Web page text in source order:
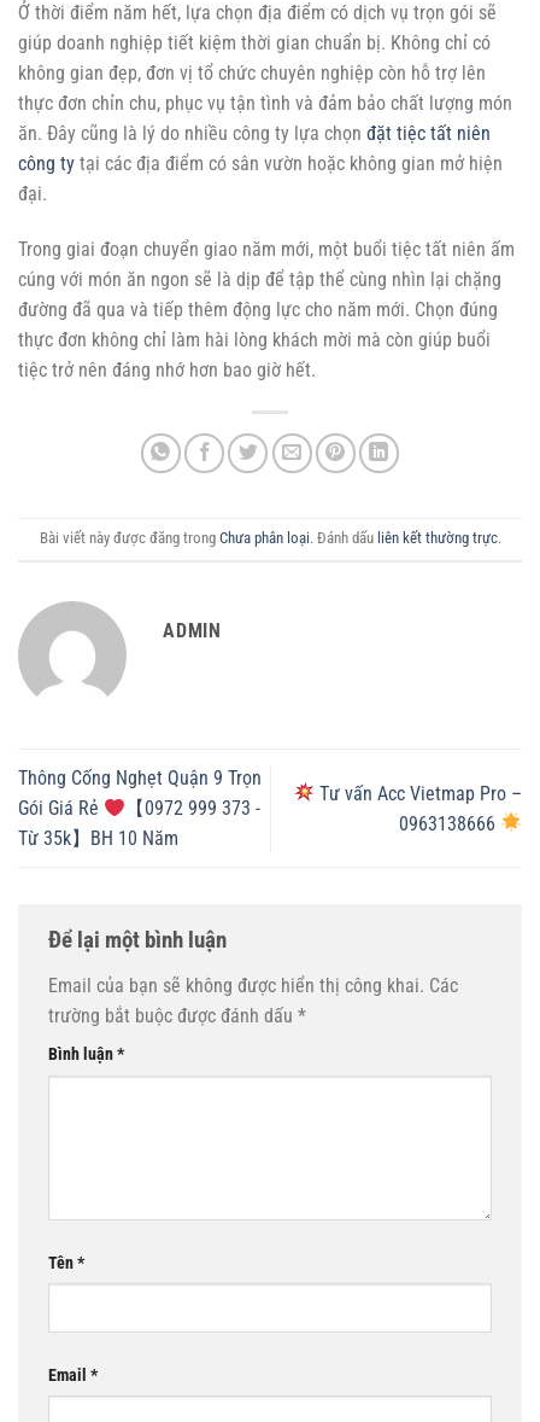
Ở thời điểm năm hết, lựa chọn địa điểm có dịch vụ trọn gói sẽ
giúp doanh nghiệp tiết kiệm thời gian chuẩn bị. Không chỉ có
không gian đẹp, đơn vị tổ chức chuyên nghiệp còn hỗ trợ lên
thực đơn chỉn chu, phục vụ tận tình và đảm bảo chất lượng món
ăn. Đây cũng là lý do nhiều công ty lựa chọn đặt tiệc tất niên
công ty tại các địa điểm có sân vườn hoặc không gian mở hiện
đại.
Trong giai đoạn chuyển giao năm mới, một buổi tiệc tất niên ấm
cúng với món ăn ngon sẽ là dịp để tập thể cùng nhìn lại chặng
đường đã qua và tiếp thêm động lực cho năm mới. Chọn đúng
thực đơn không chỉ làm hài lòng khách mời mà còn giúp buổi
tiệc trở nên đáng nhớ hơn bao giờ hết.
Bài viết này được đăng trong Chưa phân loại. Đánh dấu liên kết thường trực.
ADMIN
Thông Cống Nghẹt Quận 9 Trọn
Gói Giá Rẻ
【0972 999 373 -
Từ 35k】BH 10 Năm
Tư vấn Acc Vietmap Pro –
0963138666
Để lại một bình luận
Email của bạn sẽ không được hiển thị công khai. Các
trường bắt buộc được đánh dấu *
Bình luận*
Tên*
Email *